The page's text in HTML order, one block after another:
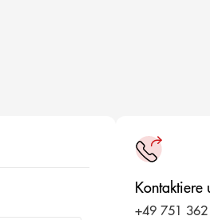
Kontaktiere
+49 751